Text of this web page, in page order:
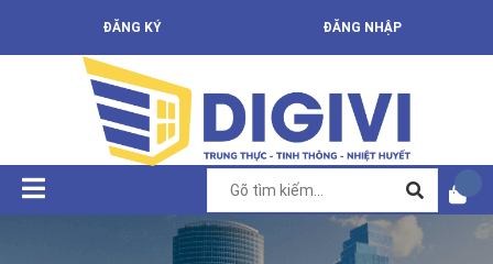
ĐĂNG KÝ ĐĂNG NHẬP